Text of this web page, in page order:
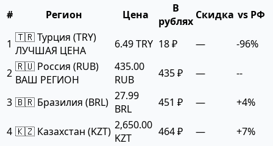
#
Регион Цена
В
рублях Скидка vs РФ
1 🇹🇷 Турция (TRY)
ЛУЧШАЯ ЦЕНА
6.49 TRY 18 ₽ — -96%
2 🇷🇺 Россия (RUB)
ВАШ РЕГИОН
435.00
RUB
435 ₽ — --
3 🇧🇷 Бразилия (BRL) 27.99
BRL
451 ₽ — +4%
4 🇰🇿 Казахстан (KZT) 2,650.00
KZT
464 ₽ — +7%